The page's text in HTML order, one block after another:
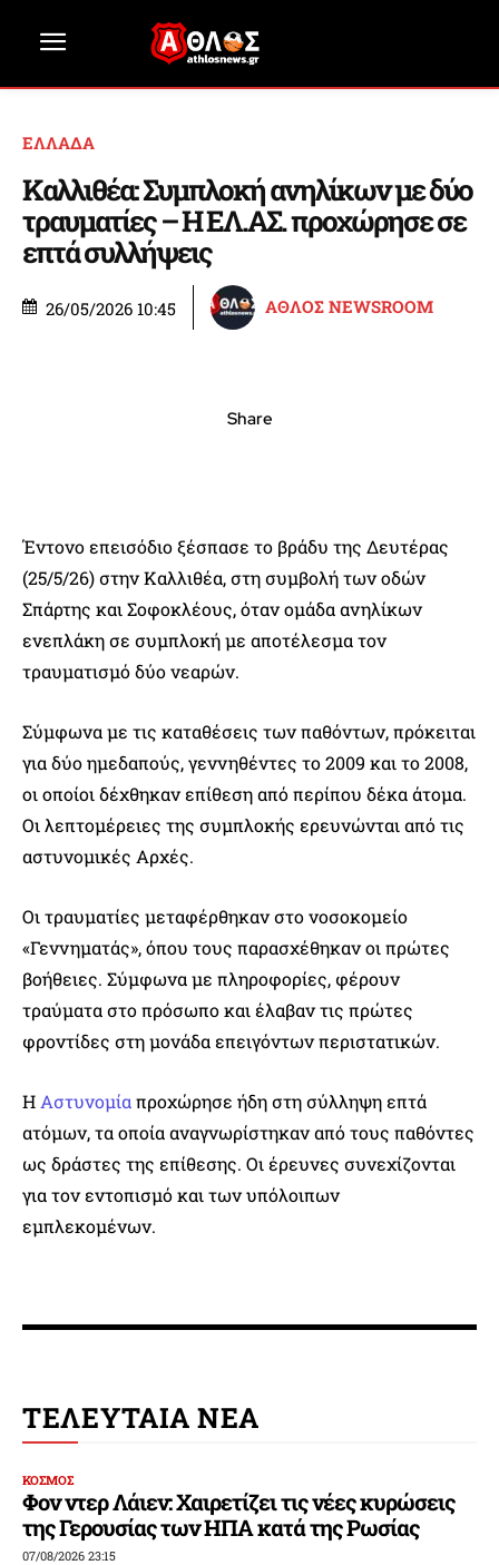
ΕΛΛΑΔΑ
Καλλιθέα: Συμπλοκή ανηλίκων με δύο
τραυματίες – Η ΕΛ.ΑΣ. προχώρησε σε
επτά συλλήψεις
26/05/2026 10:45 ΑΘΛΟΣ NEWSROOM
Share
Έντονο επεισόδιο ξέσπασε το βράδυ της Δευτέρας
(25/5/26) στην Καλλιθέα, στη συμβολή των οδών
Σπάρτης και Σοφοκλέους, όταν ομάδα ανηλίκων
ενεπλάκη σε συμπλοκή με αποτέλεσμα τον
τραυματισμό δύο νεαρών.
Σύμφωνα με τις καταθέσεις των παθόντων, πρόκειται
για δύο ημεδαπούς, γεννηθέντες το 2009 και το 2008,
οι οποίοι δέχθηκαν επίθεση από περίπου δέκα άτομα.
Οι λεπτομέρειες της συμπλοκής ερευνώνται από τις
αστυνομικές Αρχές.
Οι τραυματίες μεταφέρθηκαν στο νοσοκομείο
«Γεννηματάς», όπου τους παρασχέθηκαν οι πρώτες
βοήθειες. Σύμφωνα με πληροφορίες, φέρουν
τραύματα στο πρόσωπο και έλαβαν τις πρώτες
φροντίδες στη μονάδα επειγόντων περιστατικών.
Η Αστυνομίαπροχώρησε ήδη στη σύλληψη επτά
ατόμων, τα οποία αναγνωρίστηκαν από τους παθόντες
ως δράστες της επίθεσης. Οι έρευνες συνεχίζονται
για τον εντοπισμό και των υπόλοιπων
εμπλεκομένων.
ΤΕΛΕΥΤΑΙΑ ΝΕΑ
ΚΟΣΜΟΣ
Φον ντερ Λάιεν: Χαιρετίζει τις νέες κυρώσεις
της Γερουσίας των ΗΠΑ κατά της Ρωσίας
07/08/2026 23:15